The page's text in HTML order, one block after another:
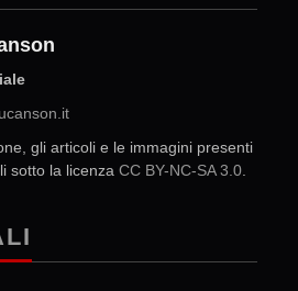
gli articoli e le immagini presenti
sotto la licenzaCC BY-NC-SA 3.0